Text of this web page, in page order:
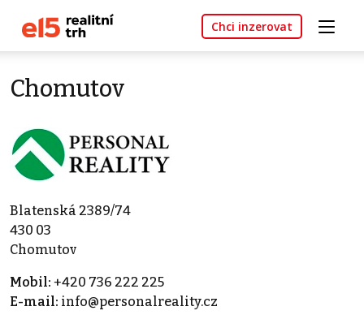
Chci inzerovat
Chomutov
Blatenská 2389/74
430 03
Chomutov
Mobil: +420 736 222 225
E-mail: info@personalreality.cz